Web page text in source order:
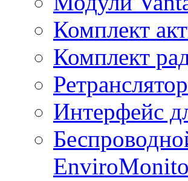
Комплект
Комплект
Интерфейс